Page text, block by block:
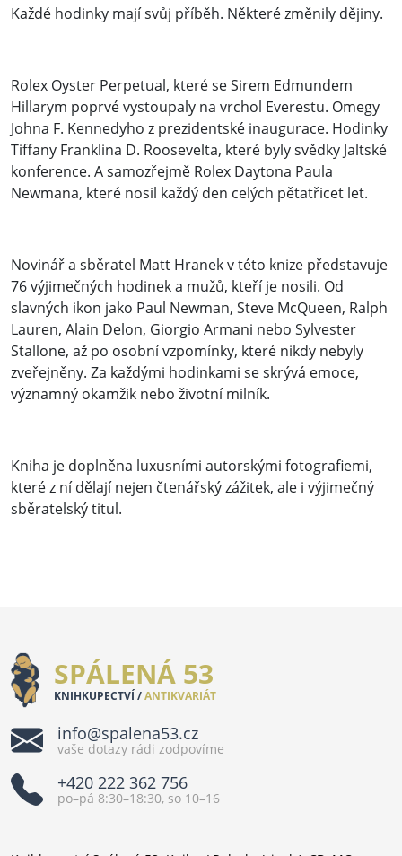
Každé hodinky mají svůj příběh. Některé změnily dějiny.
Rolex Oyster Perpetual, které se Sirem Edmundem
Hillarym poprvé vystoupaly na vrchol Everestu. Omegy
Johna F. Kennedyho z prezidentské inaugurace. Hodinky
Tiffany Franklina D. Roosevelta, které byly svědky Jaltské
konference. A samozřejmě Rolex Daytona Paula
Newmana, které nosil každý den celých pětatřicet let.
Novinář a sběratel Matt Hranek v této knize představuje
76 výjimečných hodinek a mužů, kteří je nosili. Od
slavných ikon jako Paul Newman, Steve McQueen, Ralph
Lauren, Alain Delon, Giorgio Armani nebo Sylvester
Stallone, až po osobní vzpomínky, které nikdy nebyly
zveřejněny. Za každými hodinkami se skrývá emoce,
významný okamžik nebo životní milník.
Kniha je doplněna luxusními autorskými fotografiemi,
které z ní dělají nejen čtenářský zážitek, ale i výjimečný
sběratelský titul.
SPÁLENÁ 53
KNIHKUPECTVÍ /ANTIKVARIÁT
info@spalena53.cz
vaše dotazy rádi zodpovíme
+420 222 362 756
po–pá 8:30–18:30, so 10–16